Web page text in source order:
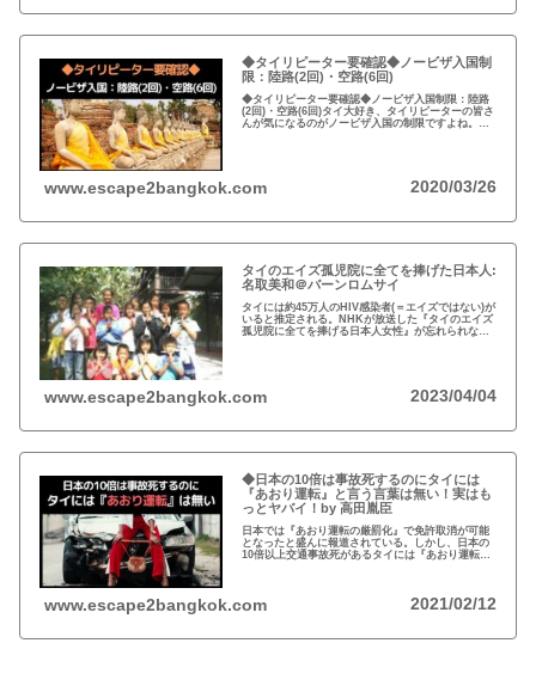
◆タイリピーター要確認◆ノービザ入国制
限：陸路(2回)・空路(6回)
◆タイリピーター要確認◆ノービザ入国制限：陸路
(2回)・空路(6回)タイ大好き、タイリピーターの皆さ
んが気になるのがノービザ入国の制限ですよね。近
www.escape2bangkok.com 2020/03/26
タイのエイズ孤児院に全てを捧げた日本人:
名取美和＠バーンロムサイ
タイには約45万人のHIV感染者(＝エイズではない)が
いると推定される。NHKが放送した『タイのエイズ
孤児院に全てを捧げる日本人女性』が忘れられな
www.escape2bangkok.com 2023/04/04
◆日本の10倍は事故死するのにタイには
『あおり運転』と言う言葉は無い！実はも
っとヤバイ！by 高田胤臣
日本では『あおり運転の厳罰化』で免許取消が可能
となったと盛んに報道されている。しかし、日本の
10倍以上交通事故死があるタイには『あおり運転』
www.escape2bangkok.com 2021/02/12